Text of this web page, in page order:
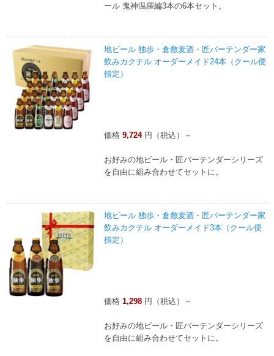
ール 鬼神温羅編3本の6本セット。
地ビール 独歩・倉敷麦酒・匠バーテンダー家
飲みカクテル オーダーメイド24本（クール便
指定）
価格 9,724円（税込）～
お好みの地ビール・匠バーテンダーシリーズ
を自由に組み合わせてセットに。
地ビール 独歩・倉敷麦酒・匠バーテンダー家
飲みカクテル オーダーメイド3本（クール便
指定）
価格 1,298 円（税込）～
お好みの地ビール・匠バーテンダーシリーズ
を自由に組み合わせてセットに。